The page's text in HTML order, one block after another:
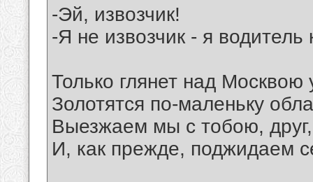
-Эй, извозчик!
-Я не извозчик - я
Только глянет над
Золотятся по-маленьку
Выезжаем мы с тобою,
И, как прежде, поджидаем